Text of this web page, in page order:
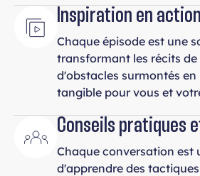
Inspiration en action
Chaque épisode est une
transformant les récits de
d'obstacles surmontés
tangible pour vous et
Conseils pratiques
Chaque conversation est
d'apprendre des